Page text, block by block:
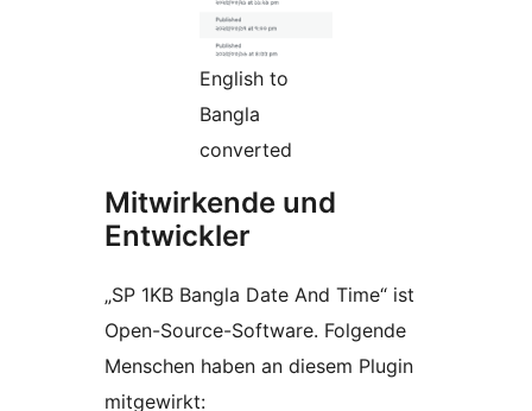
English to
Bangla
converted
Mitwirkende und
Entwickler
„SP 1KB Bangla Date And Time“ ist
Open-Source-Software. Folgende
Menschen haben an diesem Plugin
mitgewirkt: